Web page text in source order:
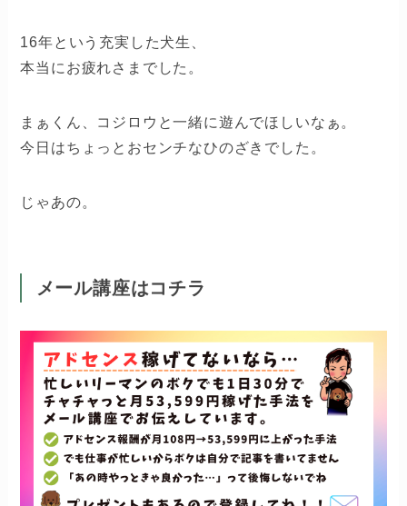
16年という充実した犬生、
本当にお疲れさまでした。
まぁくん、コジロウと一緒に遊んでほしいなぁ。
今日はちょっとおセンチなひのざきでした。
じゃあの。
メール講座はコチラ